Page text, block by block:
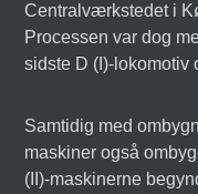
Centralværkstedet i
Processen var dog
sidste D (I)-lokomotiv
Samtidig med
maskiner også
(II)-maskinerne